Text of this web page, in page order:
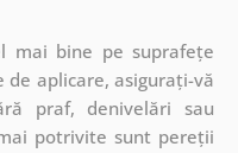
mai bine pe suprafețe
aplicare, asigurați-vă
praf, denivelări sau
potrivite sunt pereții